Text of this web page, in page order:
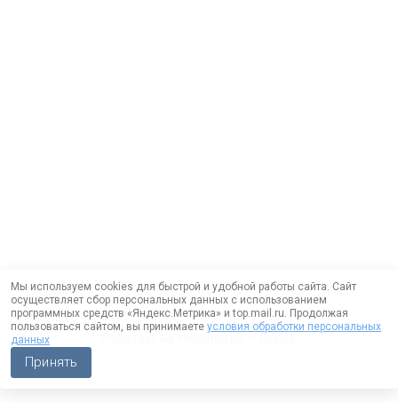
Мы используем cookies для быстрой и удобной работы сайта. Сайт
осуществляет сбор персональных данных с использованием
программных средств «Яндекс.Метрика» и top.mail.ru. Продолжая
пользоваться сайтом, вы принимаете условия обработки персональных
данных
Принять